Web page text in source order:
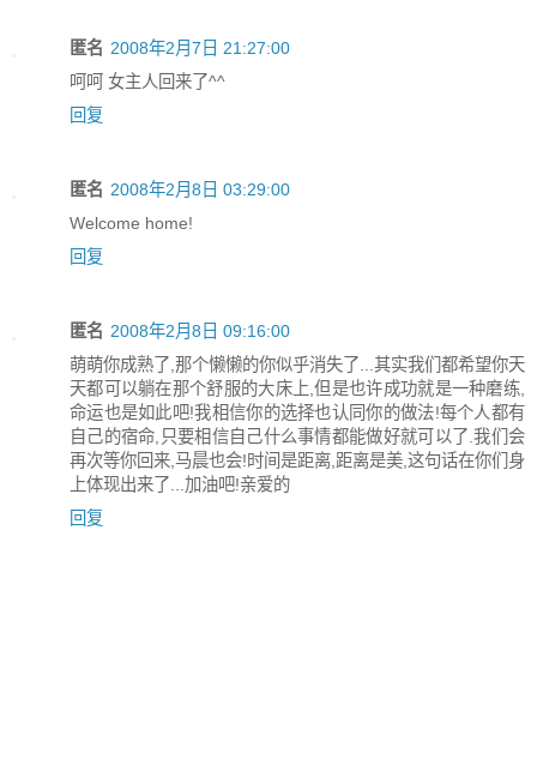
匿名 2008年2月7日 21:27:00
呵呵 女主人回来了^^
回复
匿名 2008年2月8日 03:29:00
Welcome home!
回复
匿名 2008年2月8日 09:16:00
萌萌你成熟了,那个懒懒的你似乎消失了...其实我们都希望你天
天都可以躺在那个舒服的大床上,但是也许成功就是一种磨练,
命运也是如此吧!我相信你的选择也认同你的做法!每个人都有
自己的宿命,只要相信自己什么事情都能做好就可以了.我们会
再次等你回来,马晨也会!时间是距离,距离是美,这句话在你们身
上体现出来了...加油吧!亲爱的
回复